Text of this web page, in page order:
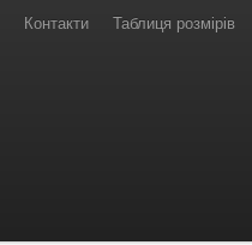
Контакти Таблиця розмірів